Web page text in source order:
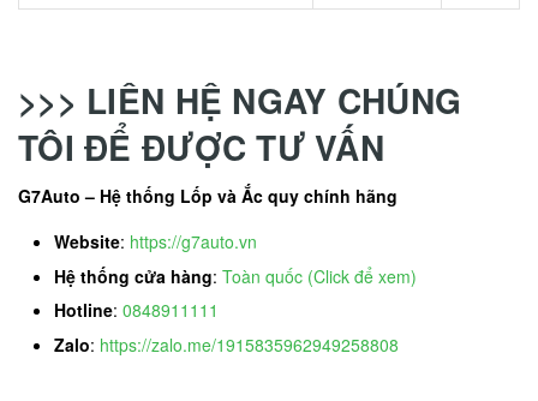
>>> LIÊN HỆ NGAY CHÚNG
TÔI ĐỂ ĐƯỢC TƯ VẤN
G7Auto – Hệ thống Lốp và Ắc quy chính hãng
Website: https://g7auto.vn
Hệ thống cửa hàng: Toàn quốc (Click để xem)
Hotline: 0848911111
Zalo: https://zalo.me/1915835962949258808